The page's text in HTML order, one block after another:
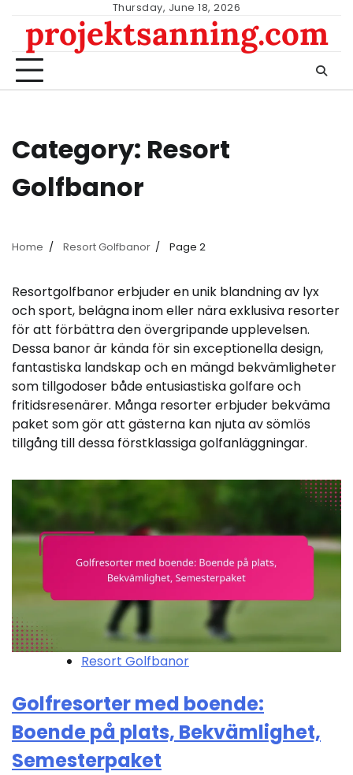
content
Thursday, June 18, 2026
projektsanning.com
Category: Resort
Golfbanor
Home Resort Golfbanor Page 2
Resortgolfbanor erbjuder en unik blandning av lyx
och sport, belägna inom eller nära exklusiva resorter
för att förbättra den övergripande upplevelsen.
Dessa banor är kända för sin exceptionella design,
fantastiska landskap och en mängd bekvämligheter
som tillgodoser både entusiastiska golfare och
fritidsresenärer. Många resorter erbjuder bekväma
paket som gör att gästerna kan njuta av sömlös
tillgång till dessa förstklassiga golfanläggningar.
Resort Golfbanor
Golfresorter med boende:
Boende på plats, Bekvämlighet,
Semesterpaket